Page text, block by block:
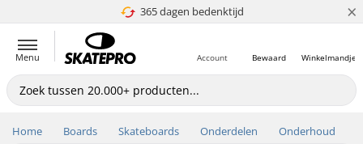
365 dagen bedenktijd
4.8 van 5 ×
Menu Winkelmandje
Bewaard
Account
Home Boards Skateboards Onderdelen Onderhoud